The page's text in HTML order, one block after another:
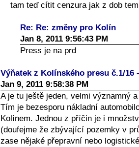
tam teď cítit cenzura jak z dob
Re: Re: změny pro Kolín
Jan 8, 2011 9:56:43 PM
Press je na prd
Výňatek z Kolínského presu č.1/16
Jan 9, 2011 9:58:38 PM
A je tu ještě jeden, velmi významný
Tím je bezesporu nákladní
Kolínem. Jednou z příčin je i
(doufejme že zbývající pozemky v
zase nějaké přepravní nebo